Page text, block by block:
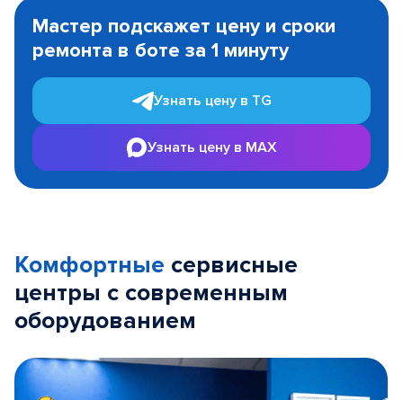
1
Мастер подскажет цену и сроки
ремонта в боте за 1 минуту
Узнать цену в TG
Узнать цену в MAX
Комфортные сервисные
центры с современным
оборудованием